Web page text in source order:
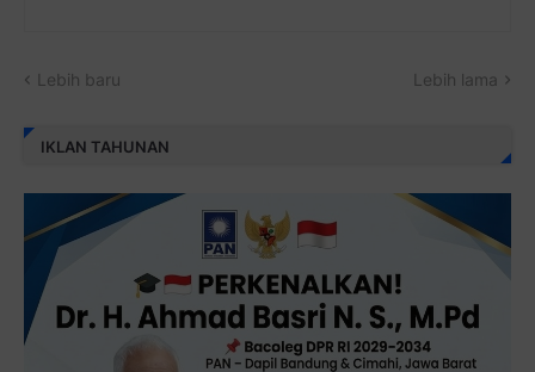
Lebih baru Lebih lama
IKLAN TAHUNAN